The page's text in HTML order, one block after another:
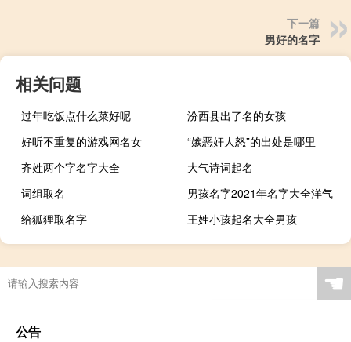
下一篇
男好的名字
相关问题
过年吃饭点什么菜好呢
汾西县出了名的女孩
好听不重复的游戏网名女
“嫉恶奸人怒”的出处是哪里
齐姓两个字名字大全
大气诗词起名
词组取名
男孩名字2021年名字大全洋气
给狐狸取名字
王姓小孩起名大全男孩
☚
公告